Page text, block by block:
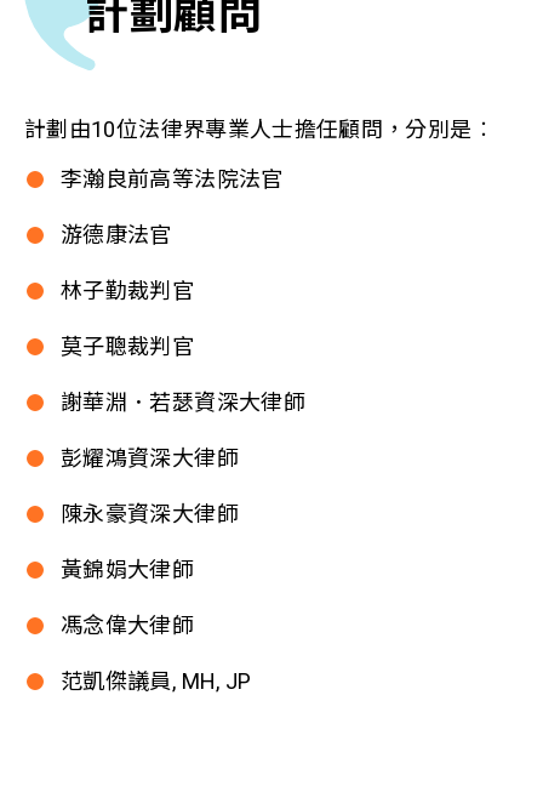
計劃顧問
計劃由10位法律界專業人士擔任顧問，分別是︰
李瀚良前高等法院法官
游德康法官
林子勤裁判官
莫子聰裁判官
謝華淵．若瑟資深大律師
彭耀鴻資深大律師
陳永豪資深大律師
黃錦娟大律師
馮念偉大律師
范凱傑議員, MH, JP